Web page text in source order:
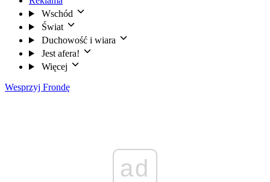
Wschód
Świat
Duchowość i wiara
Jest afera!
Więcej
Wesprzyj Frondę
ad